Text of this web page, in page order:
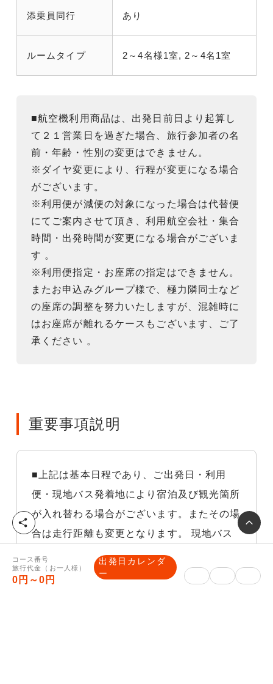
添乗員同行 あり
ルームタイプ 2～4名様1室, 2～4名1室
■航空機利用商品は、出発日前日より起算し
て２１営業日を過ぎた場合、旅行参加者の名
前・年齢・性別の変更はできません。
※ダイヤ変更により、行程が変更になる場合
がございます。
※利用便が減便の対象になった場合は代替便
にてご案内させて頂き、利用航空会社・集合
時間・出発時間が変更になる場合がございま
す 。
※利用便指定・お座席の指定はできません。
またお申込みグループ様で、極力隣同士など
の座席の調整を努力いたしますが、混雑時に
はお座席が離れるケースもございます、ご了
承ください 。
重要事項説明
■上記は基本日程であり、ご出発日・利用
便・現地バス発着地により宿泊及び観光箇所
が入れ替わる場合がございます。またその場
合は走行距離も変更となります。 現地バス
発着地が併記されている場合は、先頭に記載
されている地点からの距離を表記しておりま
コース番号
旅行代金（お一人様）
0円～0円
出発日カレンダ
ー
シ
ェ
ア